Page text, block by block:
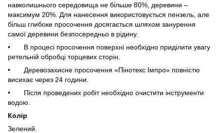
навколишнього середовища не більше 80%, деревини –
максимум 20%. Для нанесення використовується пензель, але
більш глибоке просочення досягається шляхом занурення
самої деревини безпосередньо в рідину.
• В процесі просочення поверхні необхідно приділити увагу
ретельній обробці торцевих сторін.
• Деревозахисне просочення «Пінотекс Імпро» повністю
висихає через 24 години.
• Після проведених робіт необхідно очистити інструменти
водою.
Колір
Зелений.